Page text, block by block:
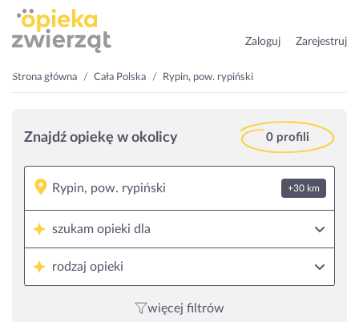
Zaloguj Zarejestruj
Strona główna Cała Polska Rypin, pow. rypiński
Znajdź opiekę w okolicy 0 profili
+30 km
szukam opieki dla
rodzaj opieki
więcej filtrów